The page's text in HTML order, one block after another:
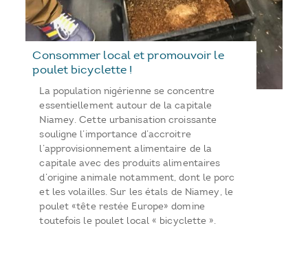
Consommer local et promouvoir le
poulet bicyclette !
La population nigérienne se concentre
essentiellement autour de la capitale
Niamey. Cette urbanisation croissante
souligne l’importance d’accroitre
l’approvisionnement alimentaire de la
capitale avec des produits alimentaires
d’origine animale notamment, dont le porc
et les volailles. Sur les étals de Niamey, le
poulet «tête restée Europe» domine
toutefois le poulet local « bicyclette ».